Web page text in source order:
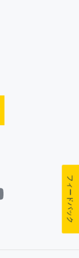
フィードバック